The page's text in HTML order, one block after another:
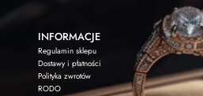
INFORMACJE
Regulamin sklepu
Dostawy i płatności
Polityka zwrotów
RODO